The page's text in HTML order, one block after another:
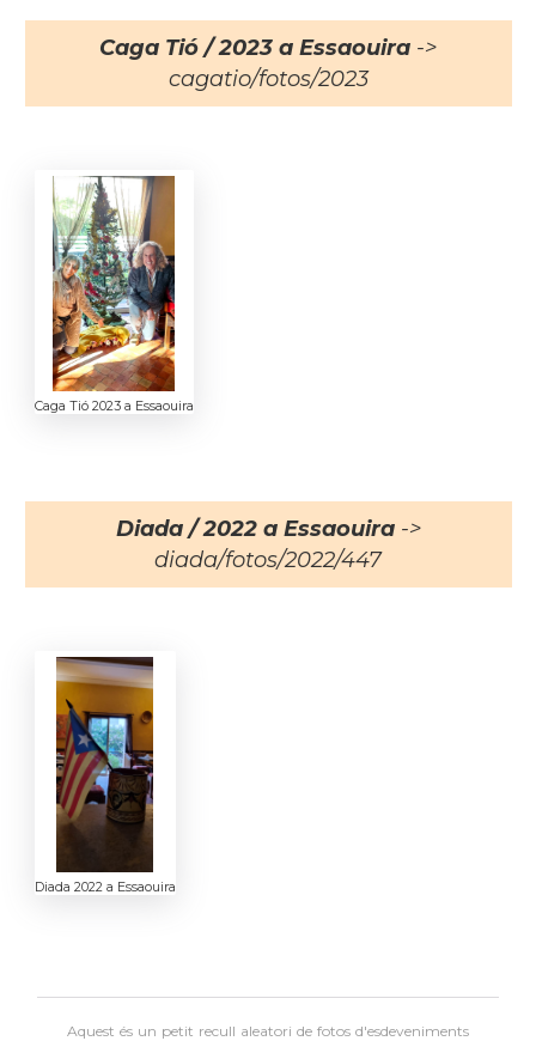
Caga Tió / 2023 a Essaouira ->
cagatio/fotos/2023
Caga Tió 2023 a Essaouira
Diada / 2022 a Essaouira->
diada/fotos/2022/447
Diada 2022 a Essaouira
Aquest és un petit recull aleatori defotos d'esdeveniments